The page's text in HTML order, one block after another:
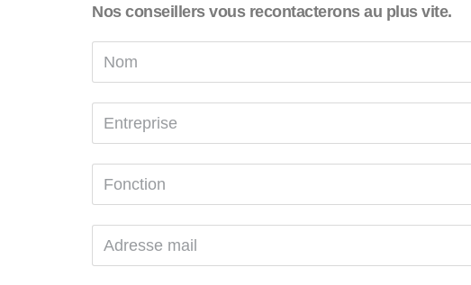
Nos conseillers vous recontacterons au plus vite.